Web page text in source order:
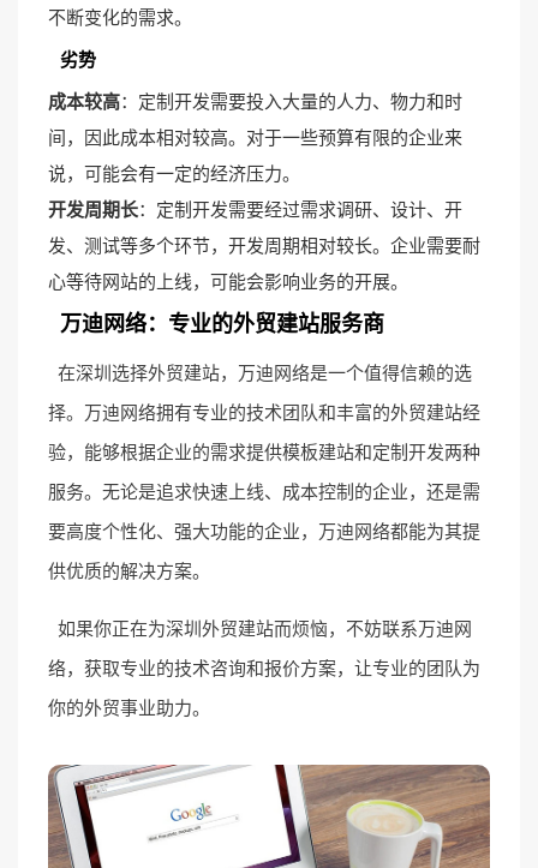
不断变化的需求。
劣势
成本较高：定制开发需要投入大量的人力、物力和时
间，因此成本相对较高。对于一些预算有限的企业来
说，可能会有一定的经济压力。
开发周期长：定制开发需要经过需求调研、设计、开
发、测试等多个环节，开发周期相对较长。企业需要耐
心等待网站的上线，可能会影响业务的开展。
万迪网络：专业的外贸建站服务商
在深圳选择外贸建站，万迪网络是一个值得信赖的选
择。万迪网络拥有专业的技术团队和丰富的外贸建站经
验，能够根据企业的需求提供模板建站和定制开发两种
服务。无论是追求快速上线、成本控制的企业，还是需
要高度个性化、强大功能的企业，万迪网络都能为其提
供优质的解决方案。
如果你正在为深圳外贸建站而烦恼，不妨联系万迪网
络，获取专业的技术咨询和报价方案，让专业的团队为
你的外贸事业助力。